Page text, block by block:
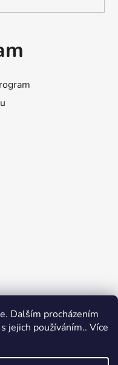
Dalším procházením
jejich používáním.. Více